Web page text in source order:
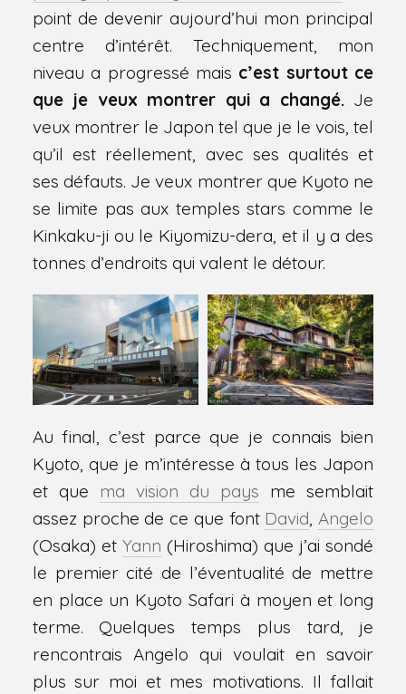
point de devenir aujourd’hui mon principal
centre d’intérêt. Techniquement, mon
niveau a progressé mais c’est surtout ce
que je veux montrer qui a changé.Je
veux montrer le Japon tel que je le vois, tel
qu’il est réellement, avec ses qualités et
ses défauts. Je veux montrer que Kyoto ne
se limite pas aux temples stars comme le
Kinkaku-ji ou le Kiyomizu-dera, et il y a des
tonnes d’endroits qui valent le détour.
Au final, c’est parce que je connais bien
Kyoto, que je m’intéresse à tous les Japon
et que ma vision du pays me semblait
assez proche de ce que font David,Angelo
(Osaka) et Yann (Hiroshima) que j’ai sondé
le premier cité de l’éventualité de mettre
en place un Kyoto Safari à moyen et long
terme. Quelques temps plus tard, je
rencontrais Angelo qui voulait en savoir
plus sur moi et mes motivations. Il fallait